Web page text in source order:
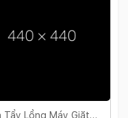
Gội Clear Men 480ml